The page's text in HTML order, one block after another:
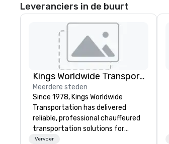
Leveranciers in de buurt
Kings Worldwide Transportation
Meerdere steden
Since 1978, Kings Worldwide
Transportation has delivered
reliable, professional chauffeured
transportation solutions for
corporate travelers and meetings
Vervoer